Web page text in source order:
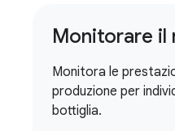
Monitorare il
Monitora le
produzione per
bottiglia.